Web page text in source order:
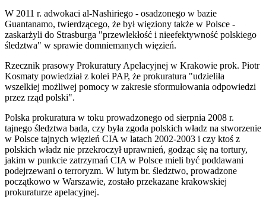
W 2011 r. adwokaci al-Nashiriego - osadzonego w bazie
Guantanamo, twierdzącego, że był więziony także w Polsce -
zaskarżyli do Strasburga "przewlekłość i nieefektywność polskiego
śledztwa" w sprawie domniemanych więzień.
Rzecznik prasowy Prokuratury Apelacyjnej w Krakowie prok. Piotr
Kosmaty powiedział z kolei PAP, że prokuratura "udzieliła
wszelkiej możliwej pomocy w zakresie sformułowania odpowiedzi
przez rząd polski".
Polska prokuratura w toku prowadzonego od sierpnia 2008 r.
tajnego śledztwa bada, czy była zgoda polskich władz na stworzenie
w Polsce tajnych więzień CIA w latach 2002-2003 i czy ktoś z
polskich władz nie przekroczył uprawnień, godząc się na tortury,
jakim w punkcie zatrzymań CIA w Polsce mieli być poddawani
podejrzewani o terroryzm. W lutym br. śledztwo, prowadzone
początkowo w Warszawie, zostało przekazane krakowskiej
prokuraturze apelacyjnej.